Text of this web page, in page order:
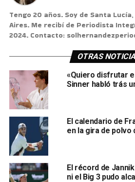
Tengo 20 años. Soy de Santa
Aires. Me recibí de Periodista
2024. Contacto:
OTRAS
«Quiero disfrutar
Sinner habló trás
El calendario de
en la gira de polvo
El récord de
ni el Big 3 pudo